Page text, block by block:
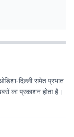
दिल्‍ली समेत प्रभात
का प्रकाशन होता है।